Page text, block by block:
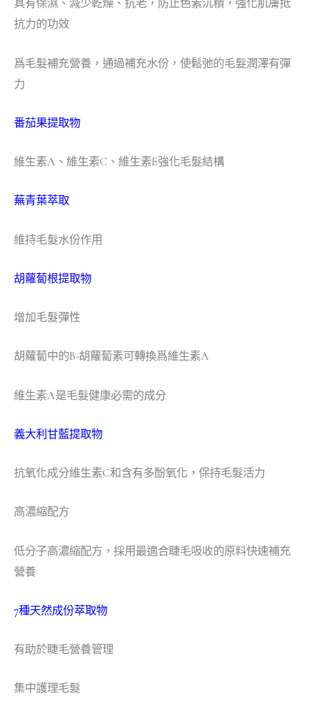
具有保濕、減少乾燥、抗老，防止色素沉積，強化肌膚抵
抗力的功效
爲毛髮補充營養，通過補充水份，使鬆弛的毛髮潤澤有彈
力
番茄果提取物
維生素A、維生素C、維生素E強化毛髮結構
蕪青葉萃取
維持毛髮水份作用
胡蘿蔔根提取物
增加毛髮彈性
胡蘿蔔中的B-胡蘿蔔素可轉換爲維生素A
維生素A是毛髮健康必需的成分
義大利甘藍提取物
抗氧化成分維生素C和含有多酚氧化，保持毛髮活力
高濃縮配方
低分子高濃縮配方，採用最適合睫毛吸收的原料快速補充
營養
7種天然成份萃取物
有助於睫毛營養管理
集中護理毛髮